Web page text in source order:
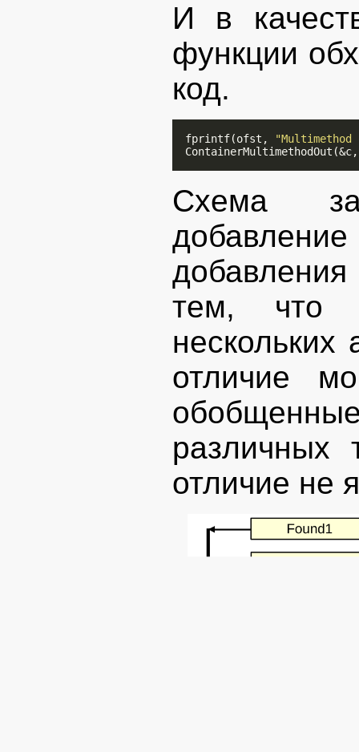
И в
функции
код.
  fprintf(ofst,
Схема
добавление
тем, что
нескольких
отличие
отличие не